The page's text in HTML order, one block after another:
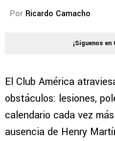
Por Ricardo Camacho
¡Síguenos en
El Club América
obstáculos: lesiones,
calendario cada vez
ausencia de Henry